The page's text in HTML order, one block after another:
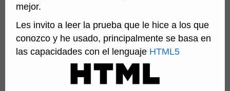
mejor.
Les invito a leer la prueba que le hice a los que
conozco y he usado, principalmente se basa en
las capacidades con el lenguaje HTML5